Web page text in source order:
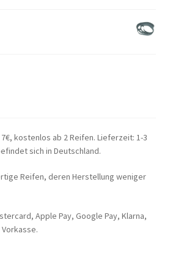
kostenlos ab 2 Reifen. Lieferzeit: 1-3
sich in Deutschland.
Reifen, deren Herstellung weniger
Apple Pay, Google Pay, Klarna,